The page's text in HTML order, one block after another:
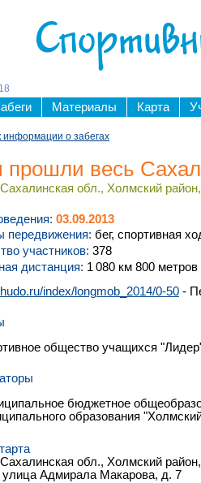
18
Материалы Карта
информации о забегах
весь
обл., Холмский
03.09.2013
передвижения: бег, спортивная
участников: 378
дистанция: 1 080 км 800 метров
index/longmob_2014/0-50 -
общество учащихся
бюджетное
образования
обл., Холмский район,
Адмирала Макарова, д. 7